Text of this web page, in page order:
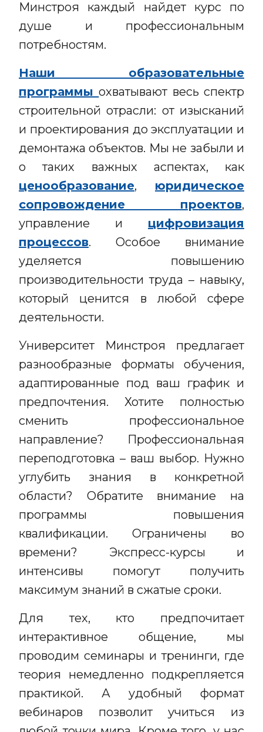
Минстроя каждый найдет курс по
душе и профессиональным
потребностям.
Наши образовательные
программыохватывают весь спектр
строительной отрасли: от изысканий
и проектирования до эксплуатации и
демонтажа объектов. Мы не забыли и
о таких важных аспектах, как
ценообразование, юридическое
сопровождение проектов,
управление и цифровизация
процессов. Особое внимание
уделяется повышению
производительности труда – навыку,
который ценится в любой сфере
деятельности.
Университет Минстроя предлагает
разнообразные форматы обучения,
адаптированные под ваш график и
предпочтения. Хотите полностью
сменить профессиональное
направление? Профессиональная
переподготовка – ваш выбор. Нужно
углубить знания в конкретной
области? Обратите внимание на
программы повышения
квалификации. Ограничены во
времени? Экспресс-курсы и
интенсивы помогут получить
максимум знаний в сжатые сроки.
Для тех, кто предпочитает
интерактивное общение, мы
проводим семинары и тренинги, где
теория немедленно подкрепляется
практикой. А удобный формат
вебинаров позволит учиться из